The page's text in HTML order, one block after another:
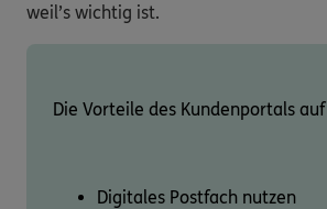
weil’s wichtig ist.
Die Vorteile des Kundenportals
Digitales Postfach nutzen